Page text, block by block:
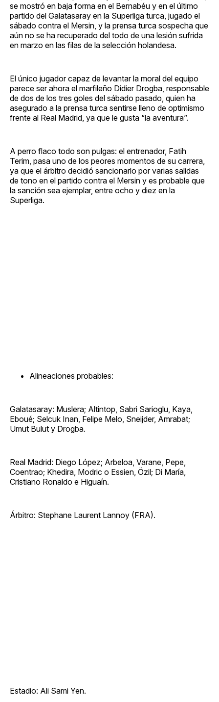
se mostró en baja forma en el Bernabéu y en el último
partido del Galatasaray en la Superliga turca, jugado el
sábado contra el Mersin, y la prensa turca sospecha que
aún no se ha recuperado del todo de una lesión sufrida
en marzo en las filas de la selección holandesa.
El único jugador capaz de levantar la moral del equipo
parece ser ahora el marfileño Didier Drogba, responsable
de dos de los tres goles del sábado pasado, quien ha
asegurado a la prensa turca sentirse lleno de optimismo
frente al Real Madrid, ya que le gusta “la aventura”.
A perro flaco todo son pulgas: el entrenador, Fatih
Terim, pasa uno de los peores momentos de su carrera,
ya que el árbitro decidió sancionarlo por varias salidas
de tono en el partido contra el Mersin y es probable que
la sanción sea ejemplar, entre ocho y diez en la
Superliga.
Alineaciones probables:
Galatasaray: Muslera; Altintop, Sabri Sarioglu, Kaya,
Eboué; Selcuk Inan, Felipe Melo, Sneijder, Amrabat;
Umut Bulut y Drogba.
Real Madrid: Diego López; Arbeloa, Varane, Pepe,
Coentrao; Khedira, Modric o Essien, Özil; Di María,
Cristiano Ronaldo e Higuaín.
Árbitro: Stephane Laurent Lannoy (FRA).
Estadio: Ali Sami Yen.